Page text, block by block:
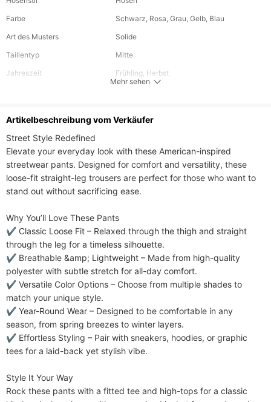
Farbe
Schwarz, Rosa, Grau, Gelb, Blau
Art des Musters
Solide
Taillentyp
Mitte
Jahreszeit
Frühling, Herbst
Elastizität des Gewebes
Leichte Dehnung
Pflegehinweise
Maschinenwäsche oder professionelle
chemische Reinigung
Mehr sehen
Artikelbeschreibung vom Verkäufer
Street Style Redefined​​
Elevate your everyday look with these American-inspired
streetwear pants. Designed for comfort and versatility, these
loose-fit straight-leg trousers are perfect for those who want to
stand out without sacrificing ease.
​​Why You’ll Love These Pants​​
✔ ​​Classic Loose Fit​​ – Relaxed through the thigh and straight
through the leg for a timeless silhouette.
✔ ​​Breathable &amp; Lightweight​​ – Made from high-quality
polyester with subtle stretch for all-day comfort.
✔ ​​Versatile Color Options​​ – Choose from multiple shades to
match your unique style.
✔ ​​Year-Round Wear​​ – Designed to be comfortable in any
season, from spring breezes to winter layers.
✔ ​​Effortless Styling​​ – Pair with sneakers, hoodies, or graphic
tees for a laid-back yet stylish vibe.
​​Style It Your Way​​
Rock these pants with a fitted tee and high-tops for a classic